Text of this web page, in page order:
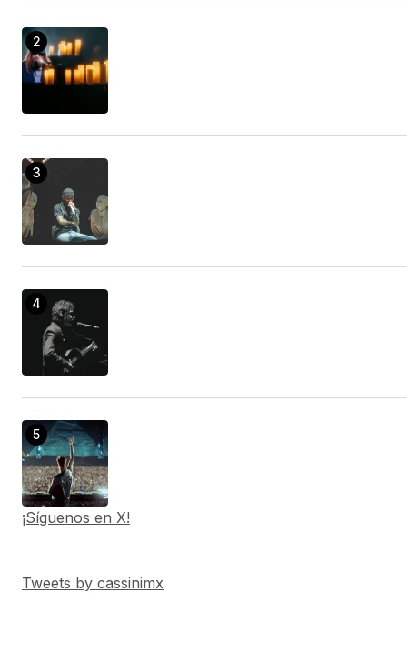
¡Síguenos en X!
Tweets by cassinimx